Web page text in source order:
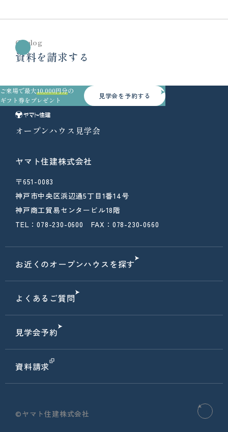
Catalog
資料を請求する
ご来場で最大10,000円分の
ギフト券をプレゼント
見学会を予約する
オープンハウス見学会
ヤマト住建株式会社
〒651-0083
神戸市中央区浜辺通5丁目1番14号
神戸商工貿易センタービル18階
TEL：078-230-0600 FAX：078-230-0660
お近くのオープンハウスを探す
よくあるご質問
見学会予約
資料請求
©ヤマト住建株式会社